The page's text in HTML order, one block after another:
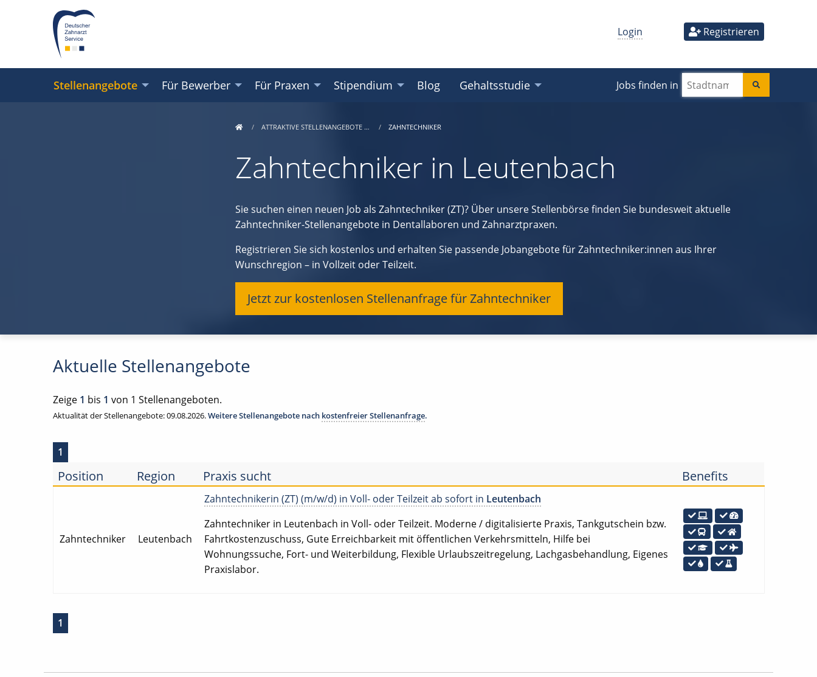
Login Registrieren
Stellenangebote Für Bewerber Für Praxen Stipendium Blog Gehaltsstudie Jobs finden in
ATTRAKTIVE STELLENANGEBOTE … ZAHNTECHNIKER
Zahntechniker in Leutenbach
Sie suchen einen neuen Job als Zahntechniker (ZT)? Über unsere Stellenbörse finden Sie bundesweit aktuelle
Zahntechniker-Stellenangebote in Dentallaboren und Zahnarztpraxen.
Registrieren Sie sich kostenlos und erhalten Sie passende Jobangebote für Zahntechniker:innen aus Ihrer
Wunschregion – in Vollzeit oder Teilzeit.
Jetzt zur kostenlosen Stellenanfrage für Zahntechniker
Aktuelle Stellenangebote
Zeige 1 bis 1 von 1 Stellenangeboten.
Aktualität der Stellenangebote: 09.08.2026.Weitere Stellenangebote nach kostenfreier Stellenanfrage.
1
Position Region Praxis sucht Benefits
Zahntechniker Leutenbach
Zahntechnikerin (ZT) (m/w/d) in Voll- oder Teilzeit ab sofort in Leutenbach
Zahntechniker in Leutenbach in Voll- oder Teilzeit. Moderne / digitalisierte Praxis, Tankgutschein bzw.
Fahrtkostenzuschuss, Gute Erreichbarkeit mit öffentlichen Verkehrsmitteln, Hilfe bei
Wohnungssuche, Fort- und Weiterbildung, Flexible Urlaubszeitregelung, Lachgasbehandlung, Eigenes
Praxislabor.
1